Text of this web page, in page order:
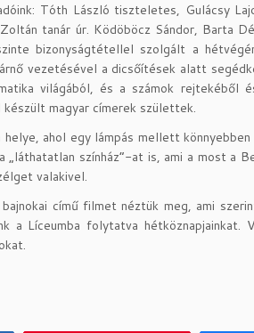
Tóth László tiszteletes, Gulácsy
tanár úr. Ködöböcz Sándor, Barta
bizonyságtétellel szolgált a
vezetésével a dicsőítések alatt
világából, és a számok rejtekéből
magyar címerek születtek.
ahol egy lámpás mellett
színház”-at is, ami a most a
valakivel.
című filmet néztük meg, ami
Líceumba folytatva hétköznapjainkat.